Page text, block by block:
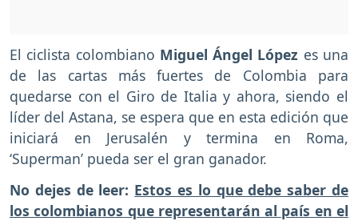
El ciclista colombiano Miguel Ángel López es una
de las cartas más fuertes de Colombia para
quedarse con el Giro de Italia y ahora, siendo el
líder del Astana, se espera que en esta edición que
iniciará en Jerusalén y termina en Roma,
‘Superman’ pueda ser el gran ganador.
No dejes de leer: Estos es lo que debe saber de
los colombianos que representarán al país en el